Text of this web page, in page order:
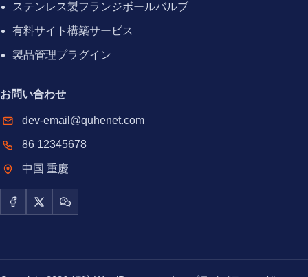
ステンレス製フランジボールバルブ
有料サイト構築サービス
製品管理プラグイン
お問い合わせ
dev-email@quhenet.com
86 12345678
中国 重慶
FacebookX / TwitterWeChat